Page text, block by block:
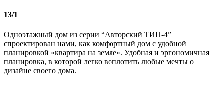
13/1
Одноэтажный дом из серии “Авторский ТИП-4”
спроектирован нами, как комфортный дом с удобной
планировкой «квартира на земле». Удобная и эргономичная
планировка, в которой легко воплотить любые мечты о
дизайне своего дома.